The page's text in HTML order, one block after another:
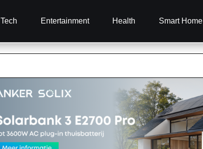
Tech Entertainment Health Smart Home